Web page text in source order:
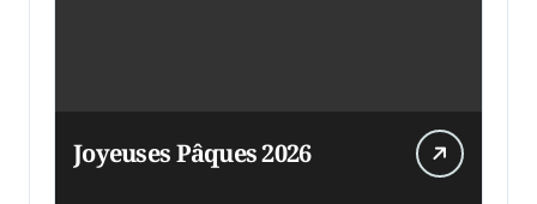
Joyeuses Pâques 2026